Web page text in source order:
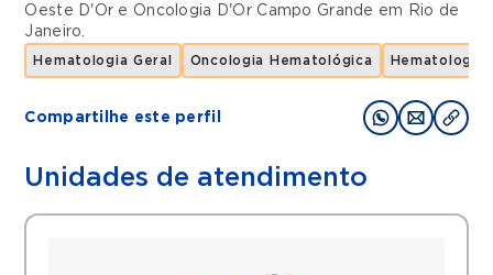
Oeste D'Or e Oncologia D'Or Campo Grande em
Rio de
Janeiro.
Hematologia Geral Oncologia Hematológica Hematologia
Compartilhe este perfil
Unidades de atendimento